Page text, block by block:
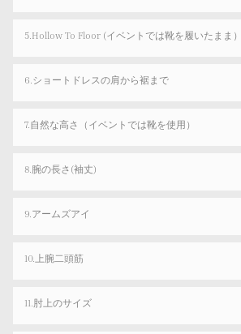
5.Hollow To Floor (イベントでは靴を履いたまま）
6.ショートドレスの肩から裾まで
7.自然な高さ（イベントでは靴を使用）
8.腕の長さ(袖丈)
9.アームズアイ
10.上腕二頭筋
11.肘上のサイズ